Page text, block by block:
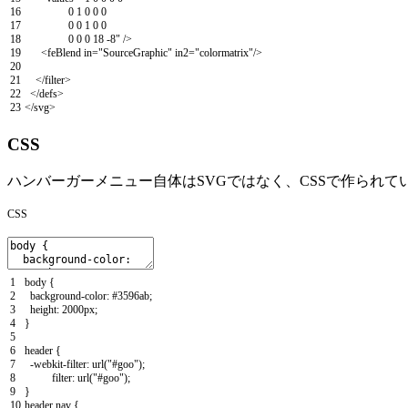
16
17
18
19
20
21
22
23
0 1 0 0 0
0 0 1 0 0
0 0 0 18 -8" />
<feBlend in="SourceGraphic" in2="colormatrix"/>
</filter>
</defs>
</svg>
CSS
ハンバーガーメニュー自体はSVGではなく、CSSで作られて
CSS
1
2
3
4
5
6
7
8
9
body {
background-color: #3596ab;
height: 2000px;
}
header {
-webkit-filter: url("#goo");
filter: url("#goo");
}